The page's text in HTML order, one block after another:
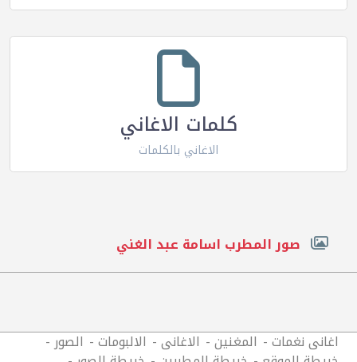
كلمات الاغاني
الاغاني بالكلمات
صور المطرب اسامة عبد الغني
اغانى نغمات المغنين الاغانى الالبومات الصور